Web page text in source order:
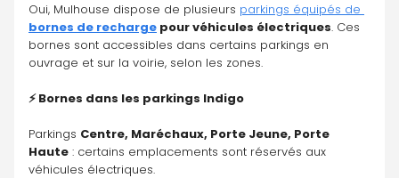
Oui, Mulhouse dispose de plusieurs
bornes de recharge pour véhicules électriques. Ces
bornes sont accessibles dans certains parkings en
ouvrage et sur la voirie, selon les zones.
⚡ Bornes dans les parkings Indigo
Parkings Centre, Maréchaux, Porte Jeune, Porte
Haute : certains emplacements sont réservés aux
véhicules électriques.